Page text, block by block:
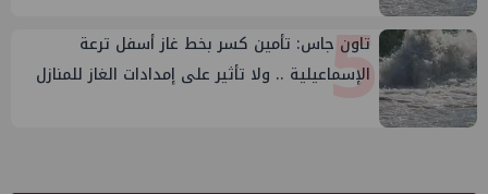
5
تاون جاس: تأمين كسر بخط غاز أسفل ترعة
الإسماعيلية .. ولا تأثير على إمدادات الغاز للمنازل